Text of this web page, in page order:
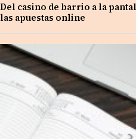
Del casino de barrio a la
las apuestas online